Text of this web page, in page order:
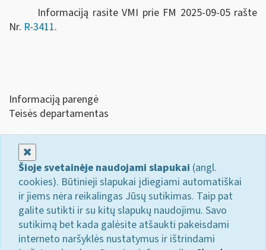
Informaciją rasite VMI prie FM 2025-09-05 rašte
Nr. R-3411.
Informaciją parengė
Teisės departamentas
Šioje svetainėje naudojami slapukai (angl.
cookies). Būtinieji slapukai įdiegiami automatiškai
ir jiems nėra reikalingas Jūsų sutikimas. Taip pat
galite sutikti ir su kitų slapukų naudojimu. Savo
sutikimą bet kada galėsite atšaukti pakeisdami
interneto naršyklės nustatymus ir ištrindami